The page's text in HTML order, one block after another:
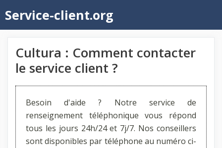
au
contenu
Service-client.org
Cultura : Comment contacter
le service client ?
Besoin d'aide ? Notre service de
renseignement téléphonique vous répond
tous les jours 24h/24 et 7j/7. Nos conseillers
sont disponibles par téléphone au numéro ci-